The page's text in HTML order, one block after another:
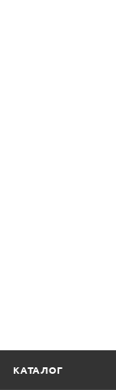
систем отопления
не воздух, а
локально в зоне
не греет, тем
КАТАЛОГ